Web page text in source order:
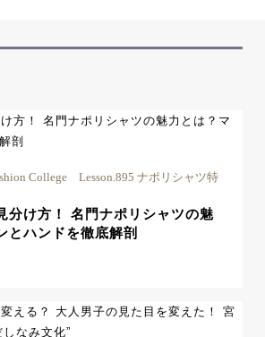
College Lesson.895 ナポリシャツ特
分け方！ 名門ナポリシャツの魅
とハンドを徹底解剖